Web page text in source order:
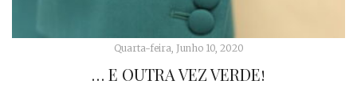
Quarta-feira, Junho 10, 2020
… E OUTRA VEZ VERDE!